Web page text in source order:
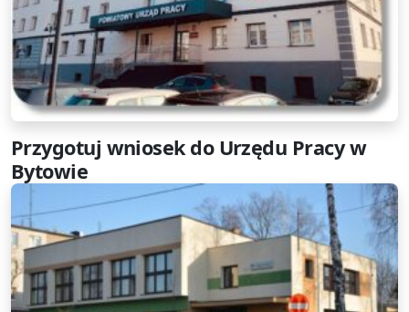
Przygotuj wniosek do Urzędu Pracy w
Bytowie